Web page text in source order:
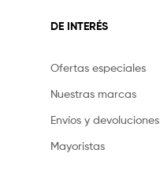
DE INTERÉS
Ofertas especiales
Nuestras marcas
Envíos y devoluciones
Mayoristas